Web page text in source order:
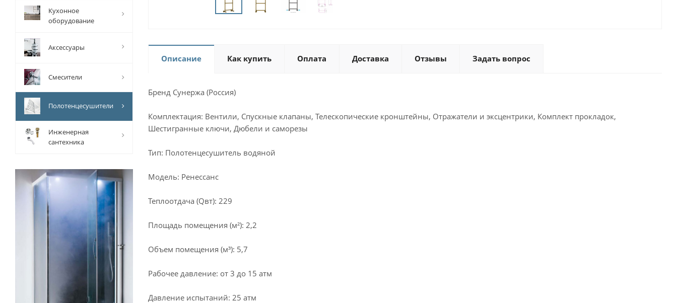
Описание Как купить Оплата Доставка Отзывы Задать вопрос
Бренд Сунержа (Россия)
Комплектация: Вентили, Спускные клапаны, Телескопические кронштейны, Отражатели и эксцентрики, Комплект прокладок,
Шестигранные ключи, Дюбели и саморезы
Тип: Полотенцесушитель водяной
Модель: Ренессанс
Теплоотдача (Qвт): 229
Площадь помещения (м²): 2,2
Объем помещения (м³): 5,7
Рабочее давление: от 3 до 15 атм
Давление испытаний: 25 атм
Кухонное
оборудование
Аксессуары
Смесители
Полотенцесушители
Инженерная
сантехника